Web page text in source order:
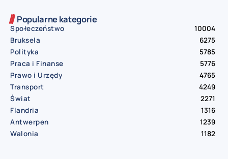
Popularne kategorie
Społeczeństwo
10004
Bruksela
6275
Polityka
5785
Praca i Finanse
5776
Prawo i Urzędy
4765
Transport
4249
Świat
2271
Flandria
1316
Antwerpen
1239
Walonia
1182